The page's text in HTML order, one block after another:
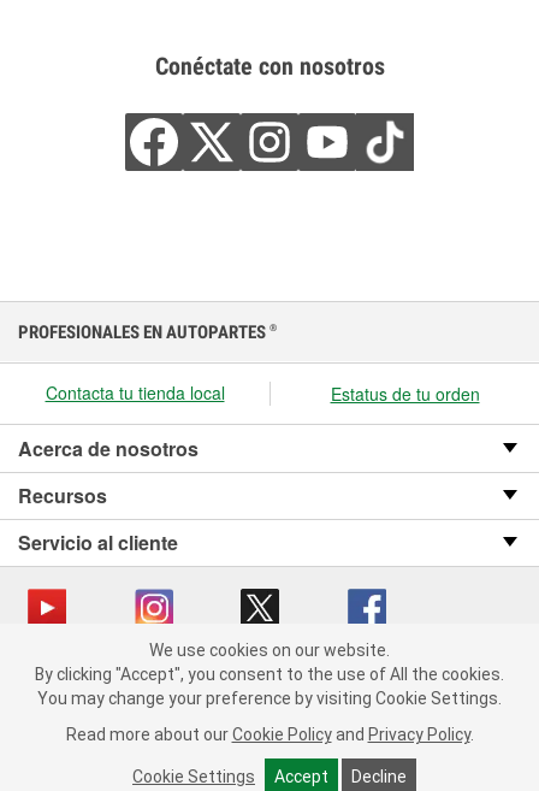
Conéctate con nosotros
We use cookies on our website. By clicking "Accept", you consent
to the use of All the cookies.
You may change your preference by visiting Cookie Settings.
Read more about our Cookie Policy and Privacy Policy.
Cookie Settings Accept Decline
PROFESIONALES EN AUTOPARTES ®
Contacta tu tienda local Estatus de tu orden
Acerca de nosotros
Recursos
Servicio al cliente
Copyright © 2008-2026 O’Reilly Auto Parts v OST_3.2.0.0.729 (3) cv1361
catalog_main
Política de privacidad
Ley de transparencia en las cadenas de suministro
We use cookies on our website.
By clicking "Accept", you consent to the use of All the cookies.
You may change your preference by visiting Cookie Settings.
Read more about our Cookie Policy and Privacy Policy.
Cookie Settings Accept Decline